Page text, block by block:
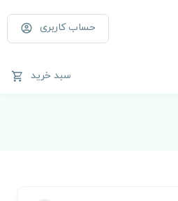
حساب کاربری
سبد خرید